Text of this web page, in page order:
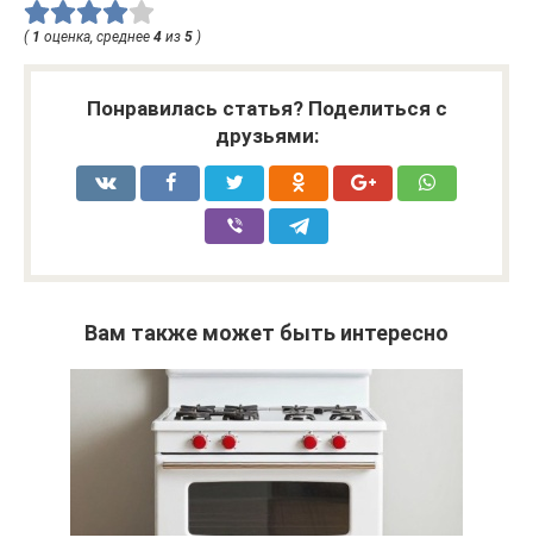
( 1 оценка, среднее 4 из 5 )
Понравилась статья? Поделиться с
друзьями:
Вам также может быть интересно